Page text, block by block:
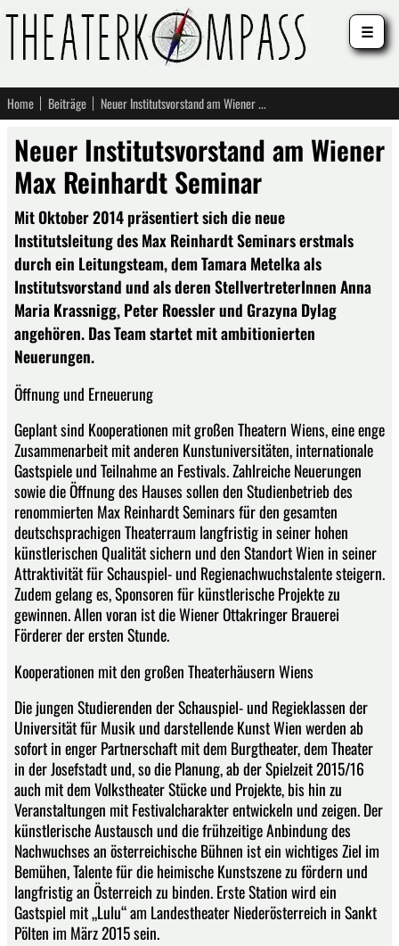
Home Beiträge Neuer Institutsvorstand am Wiener Max Reinhardt Seminar
Neuer Institutsvorstand am Wiener
Max Reinhardt Seminar
Mit Oktober 2014 präsentiert sich die neue
Institutsleitung des Max Reinhardt Seminars erstmals
durch ein Leitungsteam, dem Tamara Metelka als
Institutsvorstand und als deren StellvertreterInnen Anna
Maria Krassnigg, Peter Roessler und Grazyna Dylag
angehören. Das Team startet mit ambitionierten
Neuerungen.
Öffnung und Erneuerung
Geplant sind Kooperationen mit großen Theatern Wiens, eine enge
Zusammenarbeit mit anderen Kunstuniversitäten, internationale
Gastspiele und Teilnahme an Festivals. Zahlreiche Neuerungen
sowie die Öffnung des Hauses sollen den Studienbetrieb des
renommierten Max Reinhardt Seminars für den gesamten
deutschsprachigen Theaterraum langfristig in seiner hohen
künstlerischen Qualität sichern und den Standort Wien in seiner
Attraktivität für Schauspiel- und Regienachwuchstalente steigern.
Zudem gelang es, Sponsoren für künstlerische Projekte zu
gewinnen. Allen voran ist die Wiener Ottakringer Brauerei
Förderer der ersten Stunde.
Kooperationen mit den großen Theaterhäusern Wiens
Die jungen Studierenden der Schauspiel- und Regieklassen der
Universität für Musik und darstellende Kunst Wien werden ab
sofort in enger Partnerschaft mit dem Burgtheater, dem Theater
in der Josefstadt und, so die Planung, ab der Spielzeit 2015/16
auch mit dem Volkstheater Stücke und Projekte, bis hin zu
Veranstaltungen mit Festivalcharakter entwickeln und zeigen. Der
künstlerische Austausch und die frühzeitige Anbindung des
Nachwuchses an österreichische Bühnen ist ein wichtiges Ziel im
Bemühen, Talente für die heimische Kunstszene zu fördern und
langfristig an Österreich zu binden. Erste Station wird ein
Gastspiel mit „Lulu“ am Landestheater Niederösterreich in Sankt
Pölten im März 2015 sein.
☰